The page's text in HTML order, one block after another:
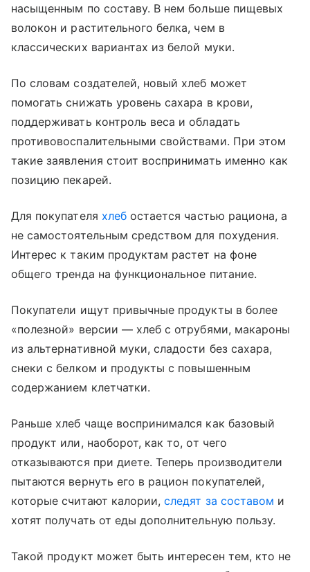
насыщенным по составу. В нем больше пищевых
волокон и растительного белка, чем в
классических вариантах из белой муки.
По словам создателей, новый хлеб может
помогать снижать уровень сахара в крови,
поддерживать контроль веса и обладать
противовоспалительными свойствами. При этом
такие заявления стоит воспринимать именно как
позицию пекарей.
Для покупателя хлебостается частью рациона, а
не самостоятельным средством для похудения.
Интерес к таким продуктам растет на фоне
общего тренда на функциональное питание.
Покупатели ищут привычные продукты в более
«полезной» версии — хлеб с отрубями, макароны
из альтернативной муки, сладости без сахара,
снеки с белком и продукты с повышенным
содержанием клетчатки.
Раньше хлеб чаще воспринимался как базовый
продукт или, наоборот, как то, от чего
отказываются при диете. Теперь производители
пытаются вернуть его в рацион покупателей,
которые считают калории,следят за составом и
хотят получать от еды дополнительную пользу.
Такой продукт может быть интересен тем, кто не